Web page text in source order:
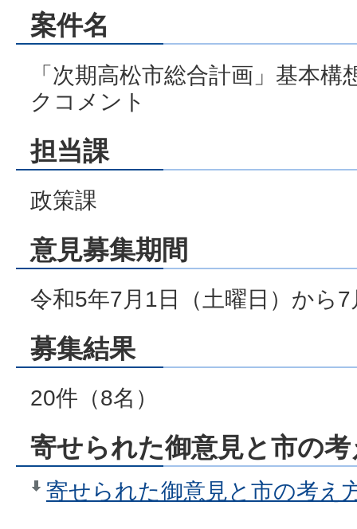
案件名
「次期高松市総合計画」基本
クコメント
担当課
政策課
意見募集期間
令和5年7月1日（土曜日）から
募集結果
20件（8名）
寄せられた御意見と市の
寄せられた御意見と市の考え